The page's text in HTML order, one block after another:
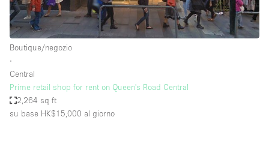
Boutique/negozio
∙
Central
Prime retail shop for rent on Queen's Road Central
2,264 sq ft
su base HK$15,000 al giorno